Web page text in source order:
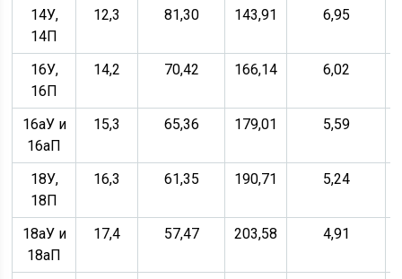
14У,
14П
12,3 81,30 143,91 6,95
16У,
16П
14,2 70,42 166,14 6,02
16аУ и
16аП
15,3 65,36 179,01 5,59
18У,
18П
16,3 61,35 190,71 5,24
18аУ и
18аП
17,4 57,47 203,58 4,91